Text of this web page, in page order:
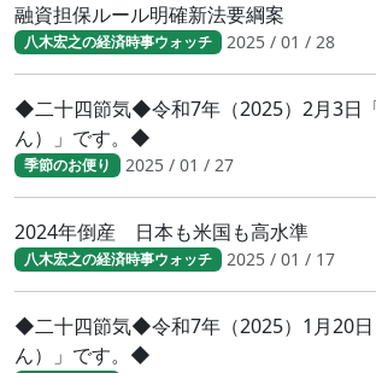
融資担保ルール明確新法要綱案
八木宏之の経済時事ウォッチ 2025 / 01 / 28
◆二十四節気◆令和7年（2025）2月3日
ん）」です。◆
季節のお便り 2025 / 01 / 27
2024年倒産 日本も米国も高水準
八木宏之の経済時事ウォッチ 2025 / 01 / 17
◆二十四節気◆令和7年（2025）1月20日
ん）」です。◆